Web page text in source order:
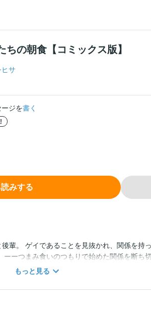
ちの朝食【コミックス版】
ヒサ
ジを書く
みする
後輩。 ゲイであることを見抜かれ、関係を持
ーつまみ食いのつもりで始めた関係を断ち
まう木村（きむら）。 2人の不倫を目撃して
正・描き下ろしを加えたコミックス版です。
もっと見る